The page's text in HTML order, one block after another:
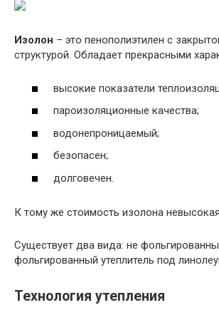
Изолон – это пенополиэтилен с
структурой. Обладает прекрасными
высокие показатели
пароизоляционные качества;
водонепроницаемый;
безопасен;
долговечен.
К тому же стоимость изолона невысокая.
Существует два вида: не
фольгированный утеплитель под
Технология утепления